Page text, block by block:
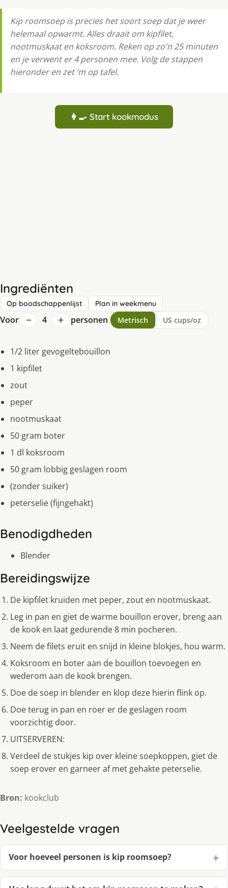
Kip roomsoep is precies het soort soep dat je weer
helemaal opwarmt. Alles draait om kipfilet,
nootmuskaat en koksroom. Reken op zo'n 25 minuten
en je verwent er 4 personen mee. Volg de stappen
hieronder en zet ‘m op tafel.
👩‍🍳 Start kookmodus
Ingrediënten
Op boodschappenlijst Plan in weekmenu
Voor − 4 + personen Metrisch US cups/oz
1/2 liter gevogeltebouillon
1 kipfilet
zout
peper
nootmuskaat
50 gram boter
1 dl koksroom
50 gram lobbig geslagen room
(zonder suiker)
peterselie (fijngehakt)
Benodigdheden
Blender
Bereidingswijze
De kipfilet kruiden met peper, zout en nootmuskaat.
Leg in pan en giet de warme bouillon erover, breng aan
de kook en laat gedurende 8 min pocheren.
Neem de filets eruit en snijd in kleine blokjes, hou warm.
Koksroom en boter aan de bouillon toevoegen en
wederom aan de kook brengen.
Doe de soep in blender en klop deze hierin flink op.
Doe terug in pan en roer er de geslagen room
voorzichtig door.
UITSERVEREN:
Verdeel de stukjes kip over kleine soepkoppen, giet de
soep erover en garneer af met gehakte peterselie.
Bron: kookclub
Veelgestelde vragen
Voor hoeveel personen is kip roomsoep?